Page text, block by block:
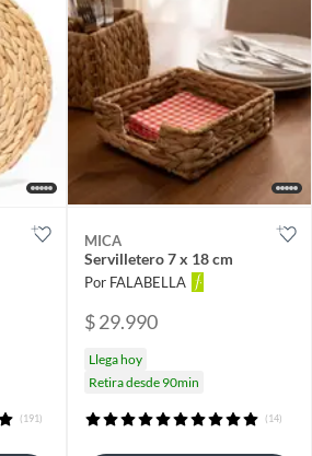
(191)
MICA
Servilletero 7 x 18 cm
Por FALABELLA
$ 29.990
Llega hoy
Retira desde 90min
(14)